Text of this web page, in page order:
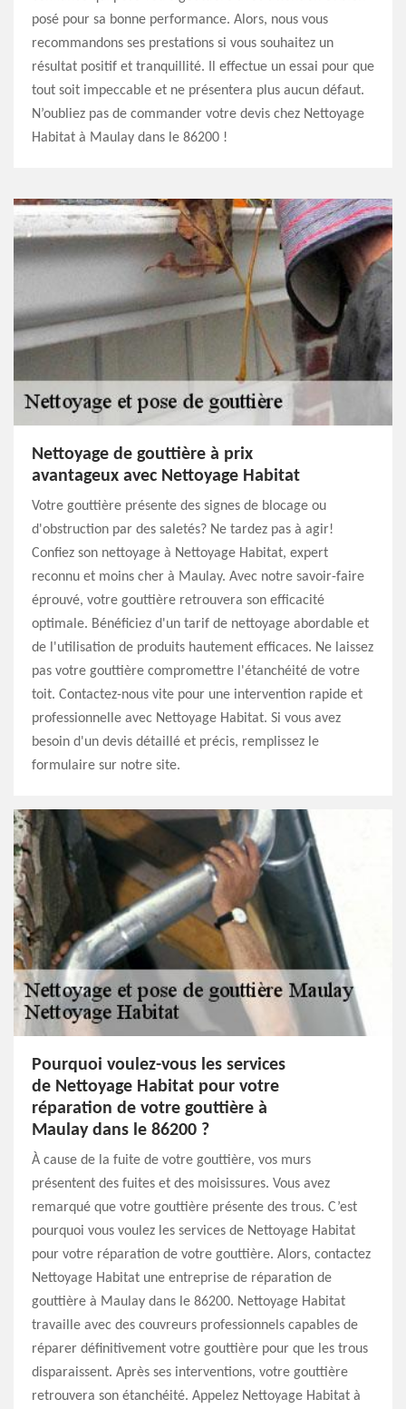
posé pour sa bonne performance. Alors, nous vous
recommandons ses prestations si vous souhaitez un
résultat positif et tranquillité. Il effectue un essai pour que
tout soit impeccable et ne présentera plus aucun défaut.
N’oubliez pas de commander votre devis chez Nettoyage
Habitat à Maulay dans le 86200 !
Nettoyage de gouttière à prix
avantageux avec Nettoyage Habitat
Votre gouttière présente des signes de blocage ou
d'obstruction par des saletés? Ne tardez pas à agir!
Confiez son nettoyage à Nettoyage Habitat, expert
reconnu et moins cher à Maulay. Avec notre savoir-faire
éprouvé, votre gouttière retrouvera son efficacité
optimale. Bénéficiez d'un tarif de nettoyage abordable et
de l'utilisation de produits hautement efficaces. Ne laissez
pas votre gouttière compromettre l'étanchéité de votre
toit. Contactez-nous vite pour une intervention rapide et
professionnelle avec Nettoyage Habitat. Si vous avez
besoin d'un devis détaillé et précis, remplissez le
formulaire sur notre site.
Pourquoi voulez-vous les services
de Nettoyage Habitat pour votre
réparation de votre gouttière à
Maulay dans le 86200 ?
À cause de la fuite de votre gouttière, vos murs
présentent des fuites et des moisissures. Vous avez
remarqué que votre gouttière présente des trous. C’est
pourquoi vous voulez les services de Nettoyage Habitat
pour votre réparation de votre gouttière. Alors, contactez
Nettoyage Habitat une entreprise de réparation de
gouttière à Maulay dans le 86200. Nettoyage Habitat
travaille avec des couvreurs professionnels capables de
réparer définitivement votre gouttière pour que les trous
disparaissent. Après ses interventions, votre gouttière
retrouvera son étanchéité. Appelez Nettoyage Habitat à